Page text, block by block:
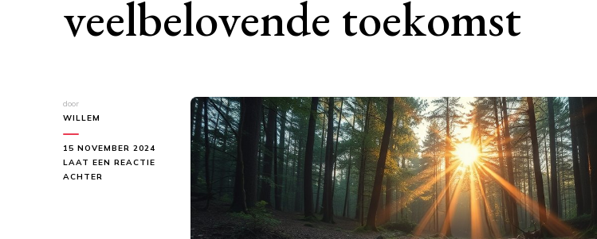
veelbelovende toekomst
door
WILLEM
15 NOVEMBER 2024
LAAT EEN REACTIE
ACHTER